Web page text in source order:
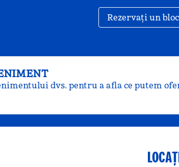
Rezervați un
dvs. pentru a afla ce putem